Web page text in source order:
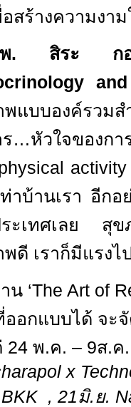
อสร้างความงา
. สิระ ก
พแบบองค์รวม
…หัวใจของกา
activity
าบ้านเรา อีกอ
ระเทศเลย สุ
ดี เราก็มีแรงไ
น ‘The Art of
อกแบบได้ จะ
24 พ.ค. – 9ส.ค
x
, 21มิ.ย.